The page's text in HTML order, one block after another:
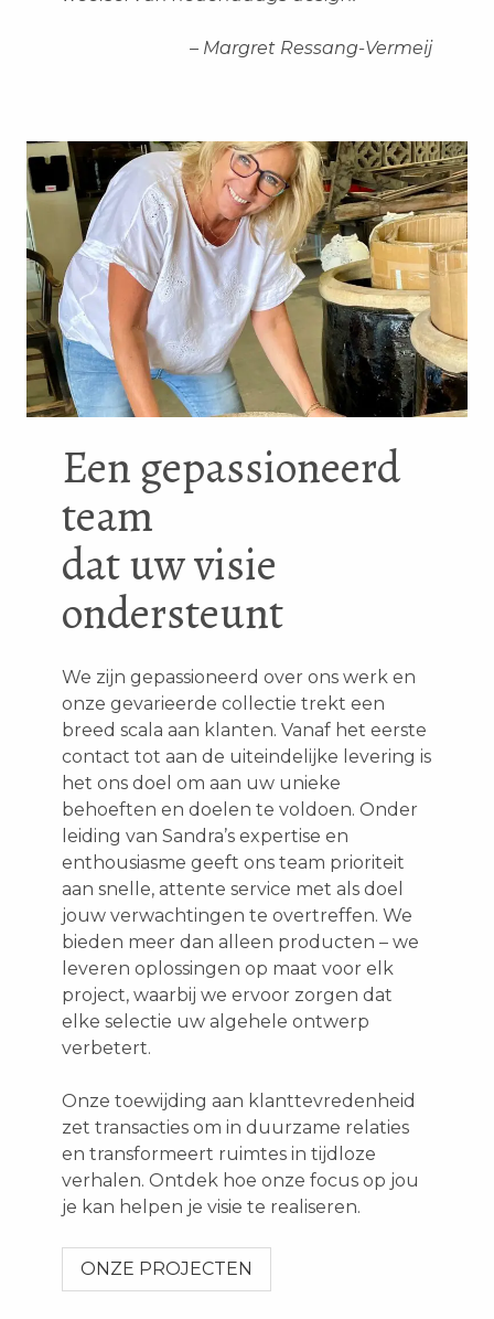
– Margret Ressang-Vermeij
Een gepassioneerd
team
dat uw visie
ondersteunt
We zijn gepassioneerd over ons werk en
onze gevarieerde collectie trekt een
breed scala aan klanten. Vanaf het eerste
contact tot aan de uiteindelijke levering is
het ons doel om aan uw unieke
behoeften en doelen te voldoen. Onder
leiding van Sandra’s expertise en
enthousiasme geeft ons team prioriteit
aan snelle, attente service met als doel
jouw verwachtingen te overtreffen. We
bieden meer dan alleen producten – we
leveren oplossingen op maat voor elk
project, waarbij we ervoor zorgen dat
elke selectie uw algehele ontwerp
verbetert.
Onze toewijding aan klanttevredenheid
zet transacties om in duurzame relaties
en transformeert ruimtes in tijdloze
verhalen. Ontdek hoe onze focus op jou
je kan helpen je visie te realiseren.
ONZE PROJECTEN